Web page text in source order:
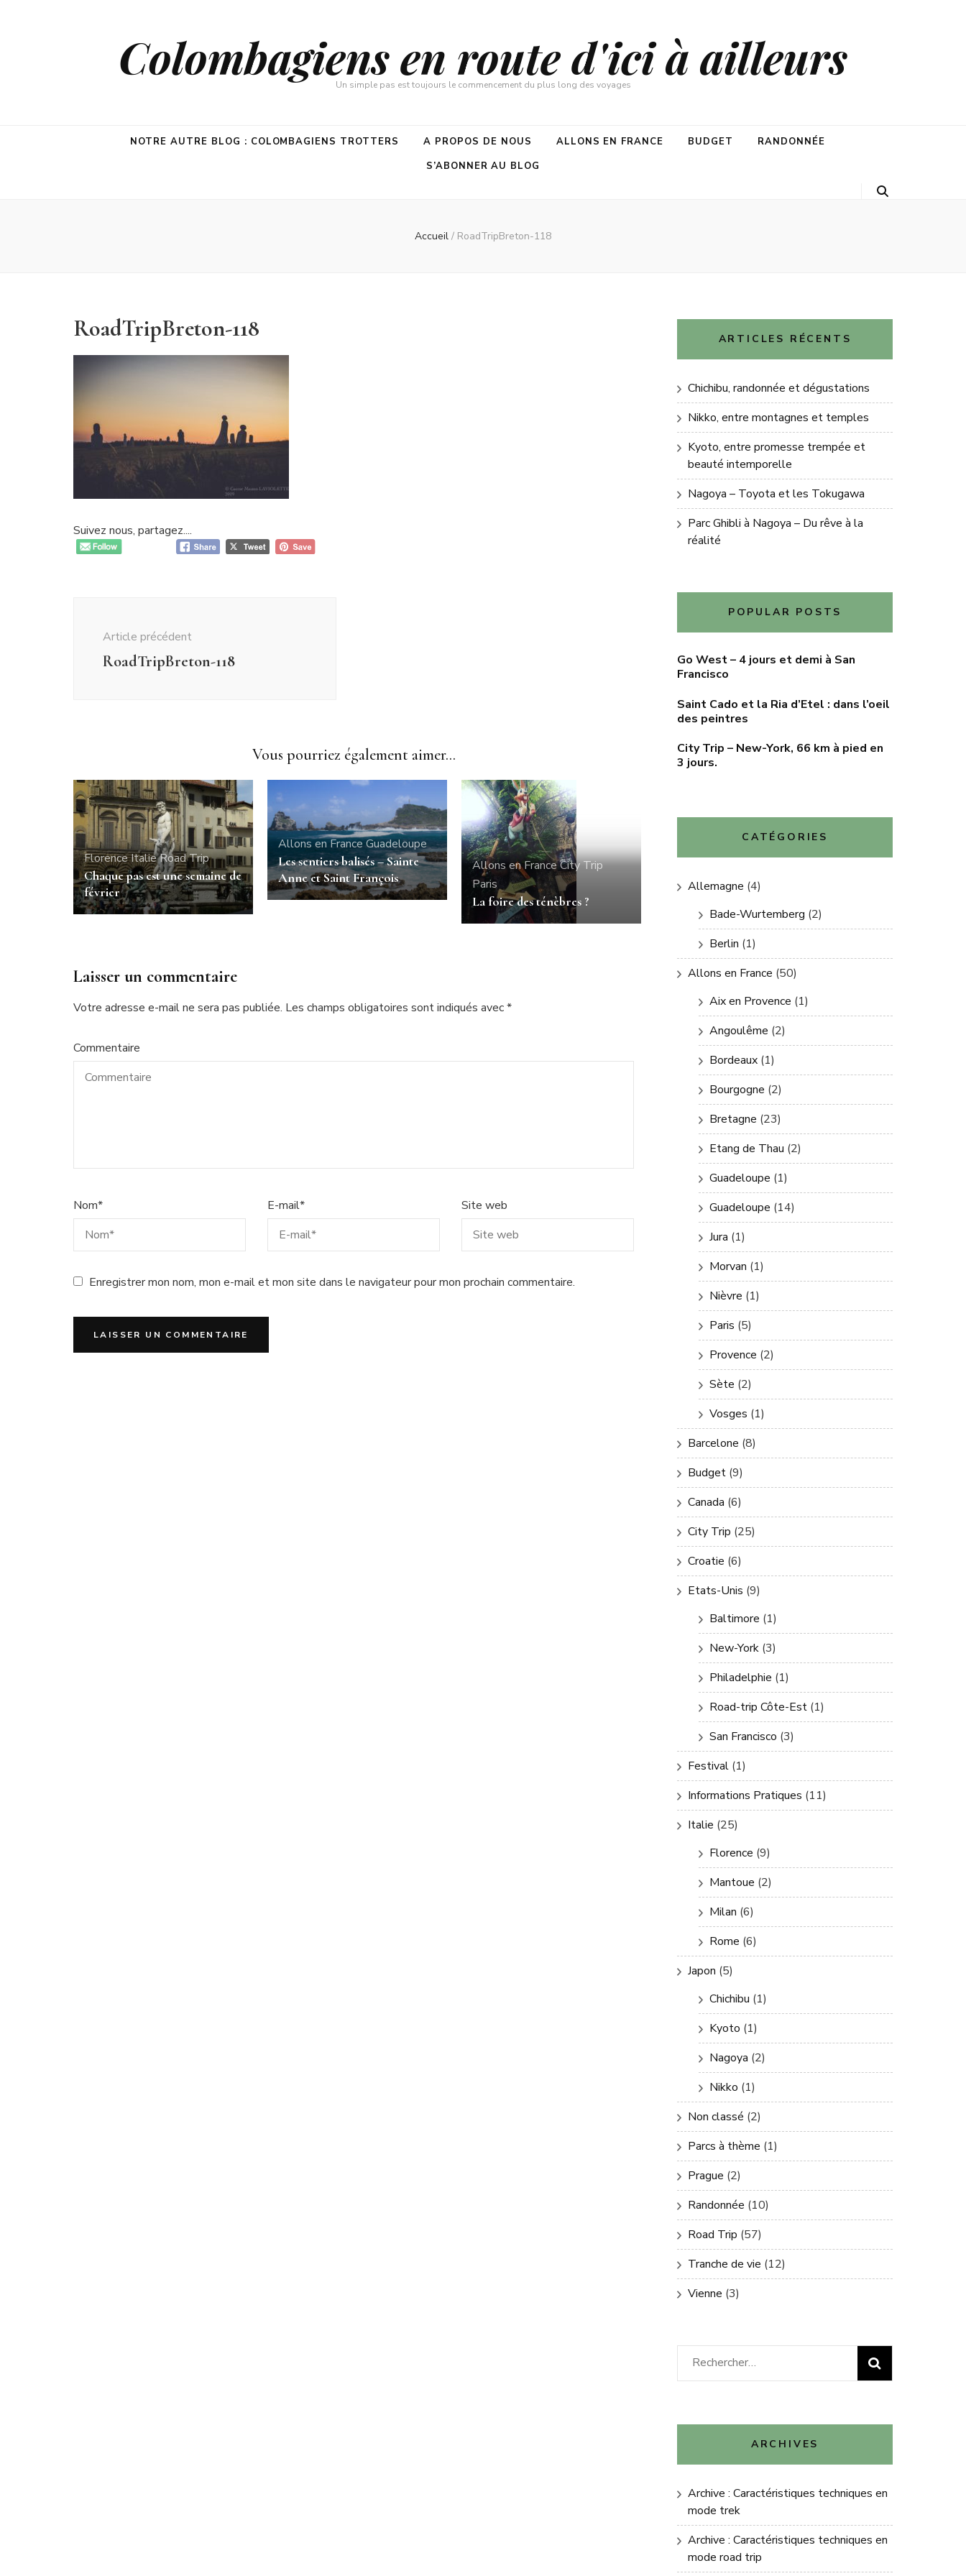
Colombagiens en route d'ici à ailleurs
Un simple pas est toujours le commencement du plus long des voyages
NOTRE AUTRE BLOG : COLOMBAGIENS TROTTERS A PROPOS DE NOUS ALLONS EN FRANCE BUDGET
RANDONNÉE
S’ABONNER AU BLOG
Accueil / RoadTripBreton-118
RoadTripBreton-118
Suivez nous, partagez....
Article précédent
RoadTripBreton-118
Vous pourriez également aimer...
FlorenceItalieRoad Trip
Chaque pas est une semaine de
février
Allons en FranceGuadeloupe
Les sentiers balisés – Sainte
Anne et Saint François
Allons en FranceCity Trip
Paris
La foire des ténèbres ?
Laisser un commentaire
Votre adresse e-mail ne sera pas publiée. Les champs obligatoires sont indiqués avec*
Commentaire
Nom* E-mail* Site web
Enregistrer mon nom, mon e-mail et mon site dans le navigateur pour mon prochain commentaire.
ARTICLES RÉCENTS
Chichibu, randonnée et dégustations
Nikko, entre montagnes et temples
Kyoto, entre promesse trempée et
beauté intemporelle
Nagoya – Toyota et les Tokugawa
Parc Ghibli à Nagoya – Du rêve à la
réalité
POPULAR POSTS
Go West – 4 jours et demi à San
Francisco
Saint Cado et la Ria d’Etel : dans l’oeil
des peintres
City Trip – New-York, 66 km à pied en
3 jours.
CATÉGORIES
Allemagne (4)
Bade-Wurtemberg (2)
Berlin (1)
Allons en France (50)
Aix en Provence (1)
Angoulême (2)
Bordeaux (1)
Bourgogne (2)
Bretagne (23)
Etang de Thau (2)
Guadeloupe (1)
Guadeloupe (14)
Jura (1)
Morvan (1)
Nièvre (1)
Paris (5)
Provence (2)
Sète (2)
Vosges (1)
Barcelone (8)
Budget (9)
Canada (6)
City Trip (25)
Croatie (6)
Etats-Unis (9)
Baltimore (1)
New-York (3)
Philadelphie (1)
Road-trip Côte-Est (1)
San Francisco (3)
Festival (1)
Informations Pratiques (11)
Italie (25)
Florence (9)
Mantoue (2)
Milan (6)
Rome (6)
Japon (5)
Chichibu (1)
Kyoto (1)
Nagoya (2)
Nikko (1)
Non classé (2)
Parcs à thème (1)
Prague (2)
Randonnée (10)
Road Trip (57)
Tranche de vie (12)
Vienne (3)
Rechercher :
ARCHIVES
Archive : Caractéristiques techniques en
mode trek
Archive : Caractéristiques techniques en
mode road trip